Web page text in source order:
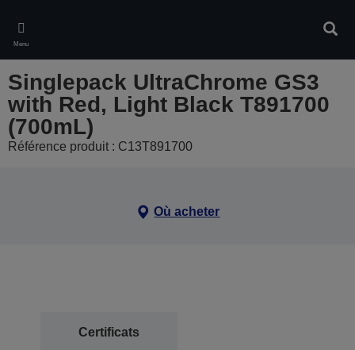
main
content
Menu
Singlepack UltraChrome GS3
with Red, Light Black T891700
(700mL)
Référence produit : C13T891700
Où acheter
Certificats